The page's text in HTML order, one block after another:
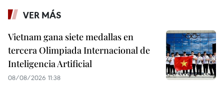
VER MÁS
Vietnam gana siete medallas en
tercera Olimpiada Internacional de
Inteligencia Artificial
08/08/2026 11:38